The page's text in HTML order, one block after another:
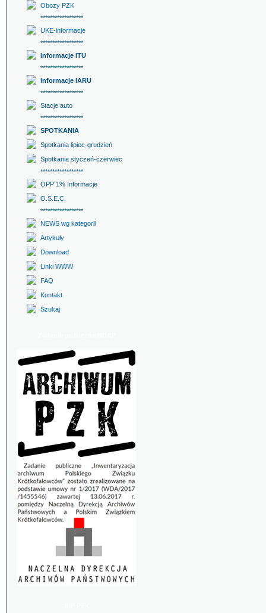
Obozy PZK
******************
UKE-informacje
******************
Informacje ITU
******************
Informacje IARU
******************
Stacje auto
******************
SPOTKANIA
Spotkania lipiec-grudzień
Spotkania styczeń-czerwiec
******************
OPP 1% Informacje
O.S.E.C.
******************
NEWS wg kategorii
Artykuły
Download
Linki WWW
FAQ
Kontakt
Szukaj